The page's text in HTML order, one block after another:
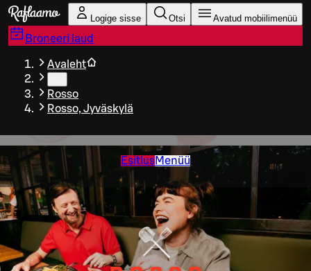
Liigu peamise sisu juurde
Logige sisse Otsi Avatud mobiilimenüü
Broneeri laud
Avaleht
Rosso
Rosso, Jyväskylä
EsitlusMenüü